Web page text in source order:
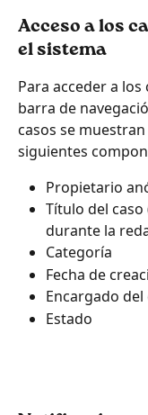
Acceso a los
el sistema
Para acceder a los
barra de
casos se
siguientes
Propietario
Título del
durante la
Categoría
Fecha de
Encargado
Estado